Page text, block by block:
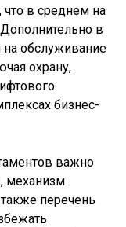
в среднем на
в
на обслуживание
охрану,
бизнес-
важно
механизм
перечень